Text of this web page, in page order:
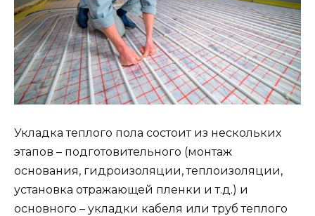
Укладка теплого пола состоит из нескольких
этапов – подготовительного (монтаж
основания, гидроизоляции, теплоизоляции,
установка отражающей пленки и т.д.) и
основного – укладки кабеля или труб теплого